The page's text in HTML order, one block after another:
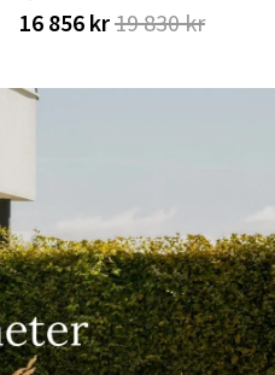
16 856 kr19 830 kr